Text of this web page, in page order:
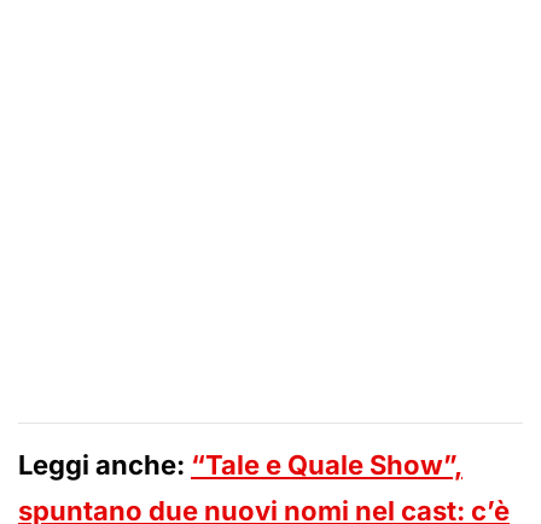
Leggi anche: “Tale e Quale Show”,
spuntano due nuovi nomi nel cast: c’è